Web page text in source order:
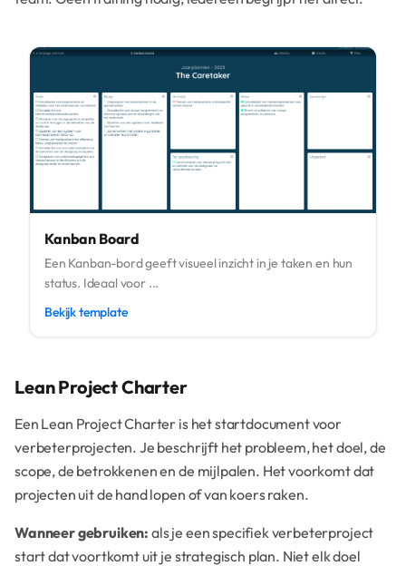
Kanban Board
Een Kanban-bord geeft visueel inzicht in je taken en hun
status. Ideaal voor ...
Bekijk template
Lean Project Charter
Een Lean Project Charter is het startdocument voor
verbeterprojecten. Je beschrijft het probleem, het doel, de
scope, de betrokkenen en de mijlpalen. Het voorkomt dat
projecten uit de hand lopen of van koers raken.
Wanneer gebruiken: als je een specifiek verbeterproject
start dat voortkomt uit je strategisch plan. Niet elk doel